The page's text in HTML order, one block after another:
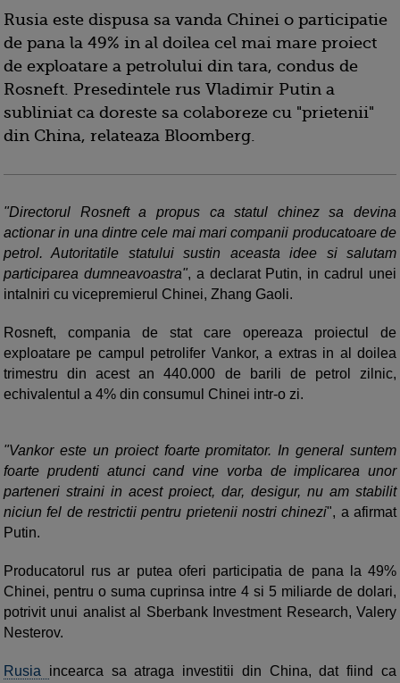
Rusia este dispusa sa vanda Chinei o participatie
de pana la 49% in al doilea cel mai mare proiect
de exploatare a petrolului din tara, condus de
Rosneft. Presedintele rus Vladimir Putin a
subliniat ca doreste sa colaboreze cu "prietenii"
din China, relateaza Bloomberg.
"Directorul Rosneft a propus ca statul chinez sa devina
actionar in una dintre cele mai mari companii producatoare de
petrol. Autoritatile statului sustin aceasta idee si salutam
participarea dumneavoastra", a declarat Putin, in cadrul unei
intalniri cu vicepremierul Chinei, Zhang Gaoli.
Rosneft, compania de stat care opereaza proiectul de
exploatare pe campul petrolifer Vankor, a extras in al doilea
trimestru din acest an 440.000 de barili de petrol zilnic,
echivalentul a 4% din consumul Chinei intr-o zi.
"Vankor este un proiect foarte promitator. In general suntem
foarte prudenti atunci cand vine vorba de implicarea unor
parteneri straini in acest proiect, dar, desigur, nu am stabilit
niciun fel de restrictii pentru prietenii nostri chinezi", a afirmat
Putin.
Producatorul rus ar putea oferi participatia de pana la 49%
Chinei, pentru o suma cuprinsa intre 4 si 5 miliarde de dolari,
potrivit unui analist al Sberbank Investment Research, Valery
Nesterov.
Rusia incearca sa atraga investitii din China, dat fiind ca